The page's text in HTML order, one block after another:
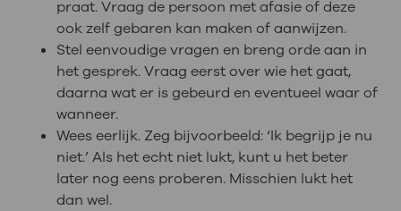
praat. Vraag de persoon met afasie of deze
ook zelf gebaren kan maken of aanwijzen.
Stel eenvoudige vragen en breng orde aan in
het gesprek. Vraag eerst over wie het gaat,
daarna wat er is gebeurd en eventueel waar of
wanneer.
Wees eerlijk. Zeg bijvoorbeeld: ‘Ik begrijp je nu
niet.’ Als het echt niet lukt, kunt u het beter
later nog eens proberen. Misschien lukt het
dan wel.